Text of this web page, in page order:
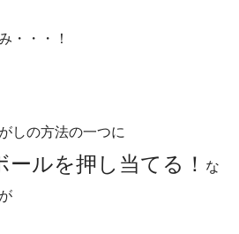
・・・！
しの方法の一つに
ルを押し当てる！
な